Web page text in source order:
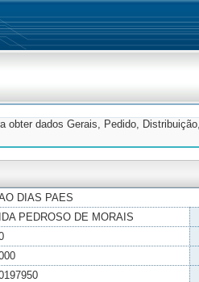
obter dados Gerais, Pedido,
DIAS PAES
PEDROSO DE MORAIS